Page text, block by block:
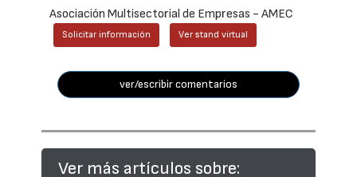
Asociación Multisectorial de Empresas - AMEC
Solicitar información Ver stand virtual
ver/escribir comentarios
Ver más artículos sobre: